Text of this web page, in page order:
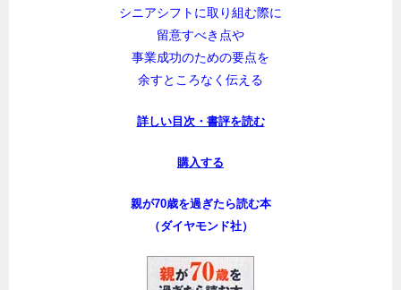
シニアシフトに取り組む際に
留意すべき点や
事業成功のための要点を
余すところなく伝える
詳しい目次・書評を読む
購入する
親が70歳を過ぎたら読む本
（ダイヤモンド社）